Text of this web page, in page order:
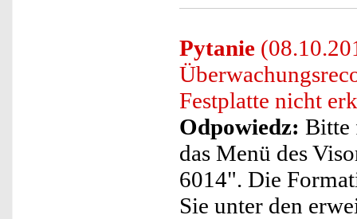
Pytanie
Festplatte nicht
Odpowiedz: Bitte
das Menü des
6014". Die
Sie unter den